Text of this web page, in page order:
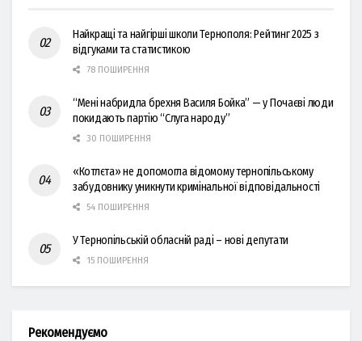
Найкращі та найгірші школи Тернополя: Рейтинг 2025 з
відгуками та статистикою
78 ПОШИРЕННЯ
“Мені набридла брехня Василя Бойка” — у Почаєві люди
покидають партію “Слуга народу”
30 ПОШИРЕННЯ
«Котлєта» не допомогла відомому тернопільському
забудовнику уникнути кримінальної відповідальності
54 ПОШИРЕННЯ
У Тернопільській обласній раді – нові депутати
15 ПОШИРЕННЯ
Рекомендуємо